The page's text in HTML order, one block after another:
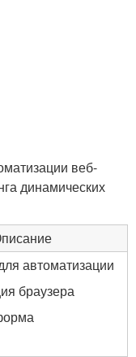
веб-
динамических
автоматизации
браузера